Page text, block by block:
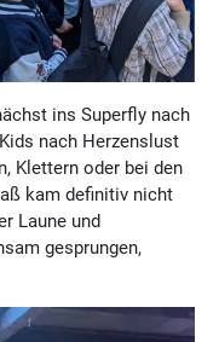
ins Superfly nach
nach Herzenslust
Klettern oder bei den
kam definitiv nicht
Laune und
gesprungen,